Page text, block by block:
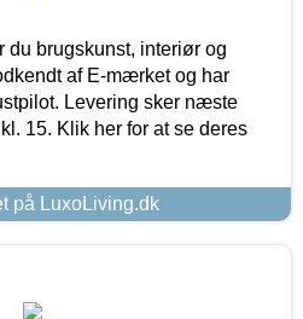
du brugskunst, interiør og
af E-mærket og har
Levering sker næste
15. Klik her for at se deres
på LuxoLiving.dk